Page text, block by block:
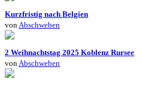
Kurzfristig nach Belgien
vonAbschweben
2 Weihnachtstag 2025 Koblenz Rursee
vonAbschweben